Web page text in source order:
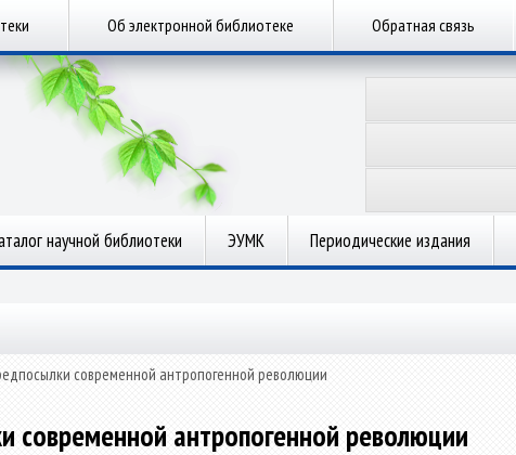
Об электронной библиотеке Обратная связь
научной библиотеки ЭУМК Периодические издания
современной антропогенной революции
современной антропогенной революции